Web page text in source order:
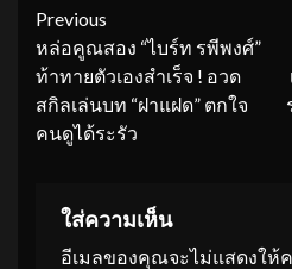
Continue
Reading
Previous
หล่อคูณสอง “ไบร์ท รพีพงศ์”
ท้าทายตัวเองสำเร็จ ! อวด
สกิลเล่นบท “ฝาแฝด” ตกใจ
คนดูได้ระรัว
ใส่ความเห็น
อีเมลของคุณจะไม่แสดงให้